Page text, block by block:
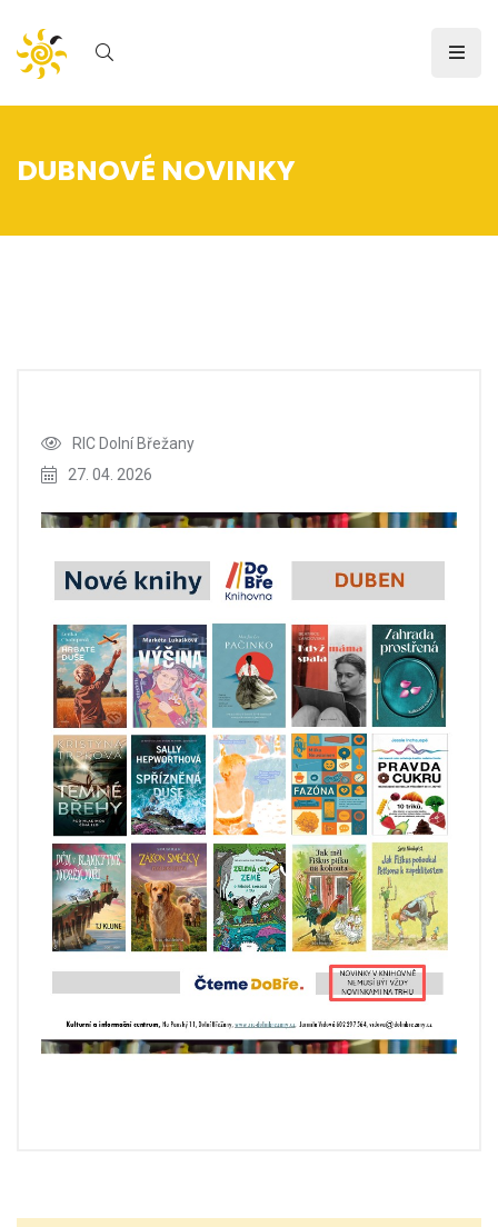
DUBNOVÉ NOVINKY
RIC Dolní Břežany
27. 04. 2026